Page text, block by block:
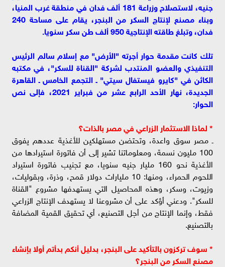
جنيه، لاستصلاح وزراعة 181 ألف فدان في منطقة غرب المنيا،
وبناء مصنع لإنتاج السكر من البنجر، يقام على مساحة 240
فدان، وتبلغ طاقته الإنتاجية 950 ألف طن سكر سنويا.
تلك كانت مقدمة حوار أجرته "الأرض" مع إسلام سالم الرئيس
التنفيذي والعضو المنتدب لشركة "القناة للسكر"، في مكتبه
الكائن في "كايرو فيستفال سيتي" ـ التجمع الخامس ـ القاهرة
الجديدة، نهار الأحد الرابع عشر من فبراير 2021، فإلى نص
الحوار:
* لماذا الاستثمار الزراعي في مصر بالذات؟
ـ مصر سوق واعدة، وتحتضن مستهلكين للأغذية عددهم يفوق
100 مليون نسمة، ومعلوماتنا تشير إلى أن فاتورة استيرادها من
الأغذية نحو 160 مليار جنيه سنويا، مع تجنيب فاتورة استيراد
اللحوم الحمراء، ومنها: 10 مليارات دولار قمح، وذرة، وبقوليات،
وزيوت، وسكر، وهذه المحاصيل التي يستهدفها مشروع "القناة
للسكر". ودعني أؤكد على أن مشروعنا لا يستهدف الإنتاج الزراعي
فقط، وإنما الإنتاج من أجل التصنيع، أي تحقيق القمية المضافة
بالتصنيع.
* سوف تركزون بالتأكيد على البنجر، بدليل أنكم بدأتم أولا بإنشاء
مصنع السكر من البنجر؟